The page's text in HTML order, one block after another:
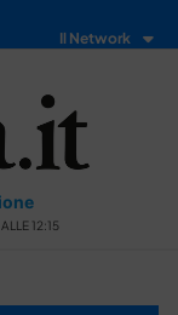
Il Network
12:15